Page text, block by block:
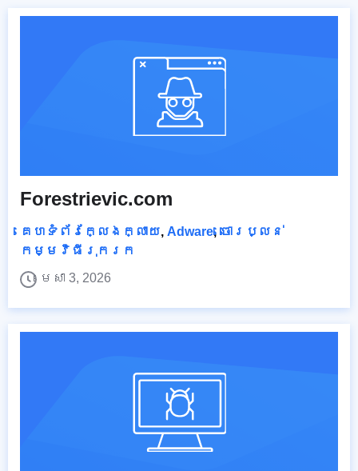
Forestrievic.com
គេហទំព័រក្លែងក្លាយ, Adware, ចោរប្លន់
កម្មវិធីរុករក
មេសា 3, 2026